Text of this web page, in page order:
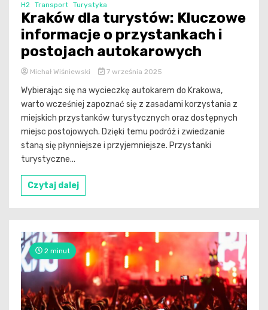
H2 Transport Turystyka
Kraków dla turystów: Kluczowe
informacje o przystankach i
postojach autokarowych
Michał Wiśniewski 7 września 2025
Wybierając się na wycieczkę autokarem do Krakowa,
warto wcześniej zapoznać się z zasadami korzystania z
miejskich przystanków turystycznych oraz dostępnych
miejsc postojowych. Dzięki temu podróż i zwiedzanie
staną się płynniejsze i przyjemniejsze. Przystanki
turystyczne...
Czytaj dalej
2 minut